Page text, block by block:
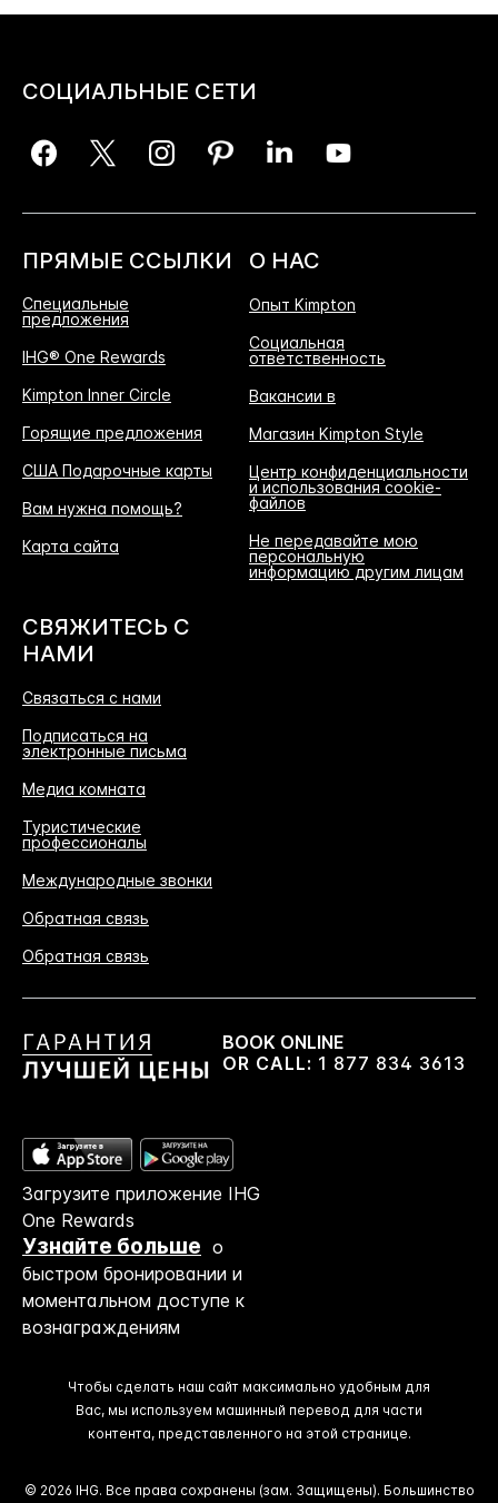
СОЦИАЛЬНЫЕ СЕТИ
ПРЯМЫЕ ССЫЛКИ
Специальные
предложения
IHG® One Rewards
Kimpton Inner Circle
Горящие предложения
США Подарочные карты
Вам нужна помощь?
Карта сайта
О НАС
Опыт Kimpton
Социальная
ответственность
Вакансии в
Магазин Kimpton Style
Центр конфиденциальности
и использования cookie-
файлов
Не передавайте мою
персональную
информацию другим лицам
СВЯЖИТЕСЬ С
НАМИ
Связаться с нами
Подписаться на
электронные письма
Медиа комната
Туристические
профессионалы
Международные звонки
Обратная связь
Обратная связь
BOOK ONLINE
OR CALL: 1 877 834 3613
Загрузите приложение IHG
One Rewards
Узнайте больше о
быстром бронировании и
моментальном доступе к
вознаграждениям
Чтобы сделать наш сайт максимально удобным для
Вас, мы используем машинный перевод для части
контента, представленного на этой странице.
© 2026 IHG. Все права сохранены (зам. Защищены). Большинство